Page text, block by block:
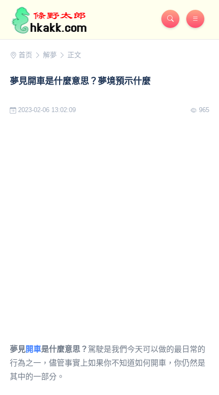
首页 解夢 正文
夢見開車是什麼意思？夢境預示什麼
2023-02-06 13:02:09 965
夢見開車是什麼意思？ 駕駛是我們今天可以做的最日常的
行為之一，儘管事實上如果你不知道如何開車，你仍然是
其中的一部分。